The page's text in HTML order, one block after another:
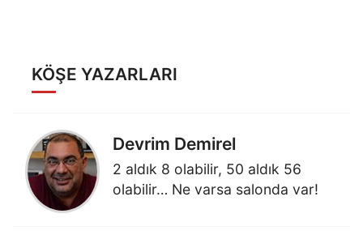
KÖŞE YAZARLARI
Devrim Demirel
2 aldık 8 olabilir, 50 aldık 56
olabilir… Ne varsa salonda var!